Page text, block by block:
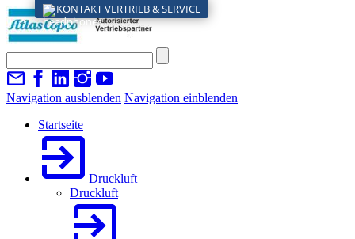
Navigation ausblenden Navigation einblenden
Startseite
Druckluft
Druckluft
KONTAKT VERTRIEB & SERVICE